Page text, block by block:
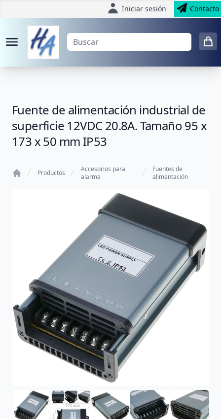
Iniciar sesión Contacto
Fuente de alimentación industrial de
superficie 12VDC 20.8A. Tamaño 95 x
173 x 50 mm IP53
Productos
Accesorios para
alarma
Fuentes de
alimentación